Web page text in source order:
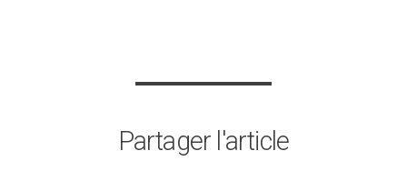
Partager l'article